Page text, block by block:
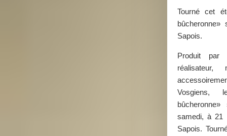
Tourné cet
Sapois.
Produit par
Vosgiens,
samedi, à 21
Sapois.